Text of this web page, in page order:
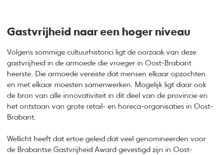
Gastvrijheid naar een hoger niveau
Volgens sommige cultuurhistorici ligt de oorzaak van deze
gastvrijheid in de armoede die vroeger in Oost-Brabant
heerste. Die armoede vereiste dat mensen elkaar opzochten
en met elkaar moesten samenwerken. Mogelijk ligt daar ook
de bron van alle innovativiteit in dit deel van de provincie en
het ontstaan van grote retail- en horeca-organisaties in Oost-
Brabant.
Wellicht heeft dat ertoe geleid dat veel genomineerden voor
de Brabantse Gastvrijheid Award gevestigd zijn in Oost-